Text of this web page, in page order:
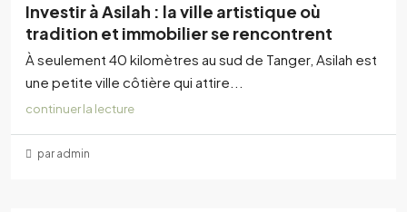
Investir à Asilah : la ville artistique où
tradition et immobilier se rencontrent
À seulement 40 kilomètres au sud de Tanger, Asilah est
une petite ville côtière qui attire...
continuer la lecture
par admin